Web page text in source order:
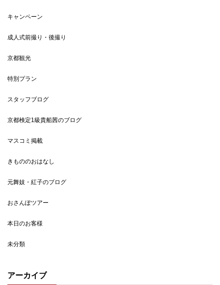
キャンペーン
成人式前撮り・後撮り
京都観光
特別プラン
スタッフブログ
京都検定1級貴船茜のブログ
マスコミ掲載
きもののおはなし
元舞妓・紅子のブログ
おさんぽツアー
本日のお客様
未分類
アーカイブ